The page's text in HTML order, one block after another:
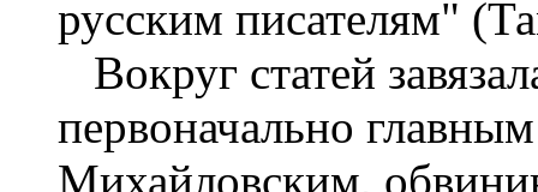
русским писателям"
Вокруг статей
первоначально
Михайловским,